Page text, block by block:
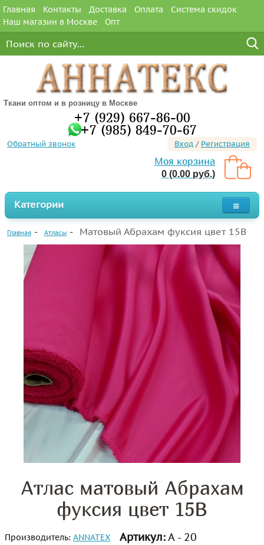
Главная Контакты Доставка Оплата
Система скидок
Наш магазин в Москве
Опт
Ткани оптом и в розницу в Москве
+7 (929) 667-86-00
+7 (985) 849-70-67
Обратный звонок Вход / Регистрация
Моя корзина
0 (0.00 руб.)
Категории
Главная Атласы Матовый Абрахам фуксия цвет 15B
Атлас матовый Абрахам
фуксия цвет 15B
Производитель: ANNATEX Артикул:А - 20